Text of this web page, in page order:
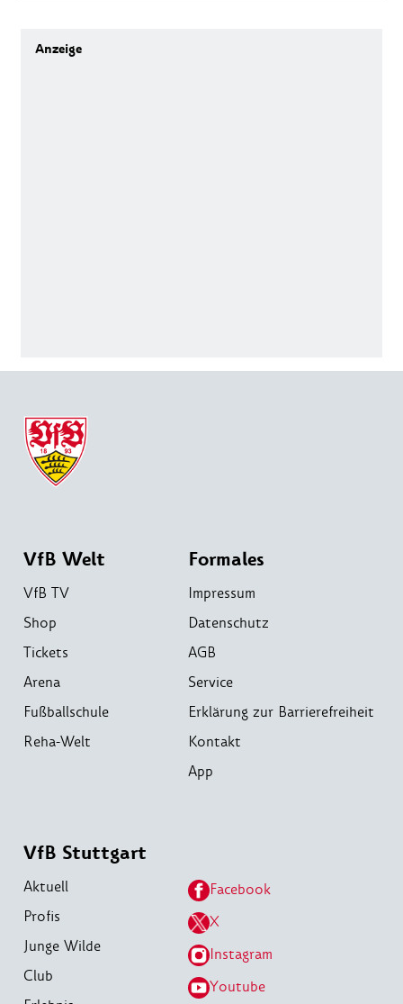
VfB Welt
VfB TV
Shop
Tickets
Arena
Fußballschule
Reha-Welt
Formales
Impressum
Datenschutz
AGB
Service
Erklärung zur Barrierefreiheit
Kontakt
App
VfB Stuttgart
Aktuell
Profis
Junge Wilde
Club
Facebook
X
Instagram
Youtube